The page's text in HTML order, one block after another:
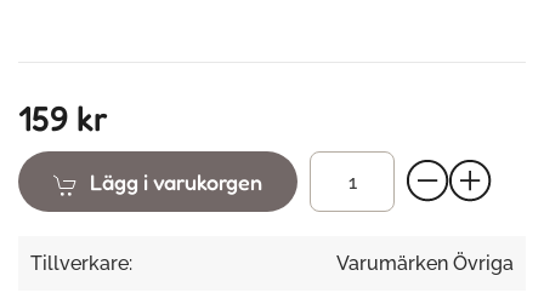
159 kr
Lägg i varukorgen
Tillverkare: Varumärken Övriga